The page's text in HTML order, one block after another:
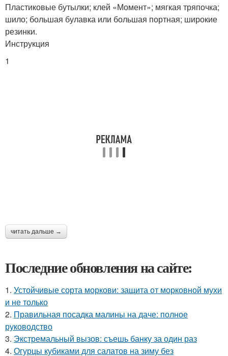
Пластиковые бутылки; клей «Момент»; мягкая тряпочка;
шило; большая булавка или большая портная; широкие
резинки.
Инструкция
1
читать дальше →
Последние обновления на сайте:
1. Устойчивые сорта моркови: защита от морковной мухи
и не только
2. Правильная посадка малины на даче: полное
руководство
3. Экстремальный вызов: съешь банку за один раз
4. Огурцы кубиками для салатов на зиму без